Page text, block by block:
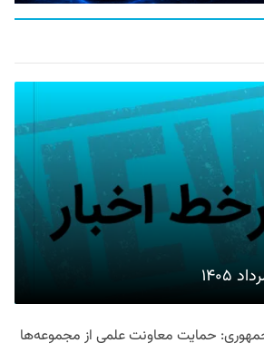
حمایت معاونت علمی از مجموعه‌ها